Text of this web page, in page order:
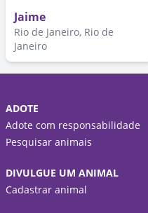
Jaime
Rio de Janeiro, Rio de
Janeiro
ADOTE
Adote com responsabilidade
Pesquisar animais
DIVULGUE UM ANIMAL
Cadastrar animal